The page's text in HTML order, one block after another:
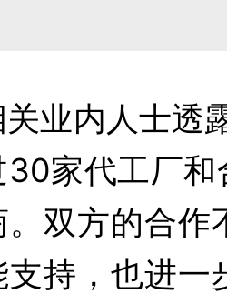
业内人士透
家代工厂
双方的合作
支持，也进一